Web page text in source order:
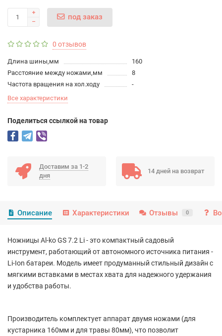
под заказ
0 отзывов
Длина шины,мм
160
Расстояние между ножами,мм
8
Частота вращения на хол.ходу
-
Все характеристики
Поделиться ссылкой на товар
Доставим за 1-2
дня
14 дней на возврат
Описание Характеристики Отзывы 0
Ножницы Al-ko GS 7.2 Li - это компактный садовый
инструмент, работающий от автономного источника питания -
Li-Ion батареи. Модель имеет продуманный стильный дизайн с
мягкими вставками в местах хвата для надежного удержания
и удобства работы.
Производитель комплектует аппарат двумя ножами (для
кустарника 160мм и для травы 80мм), что позволит